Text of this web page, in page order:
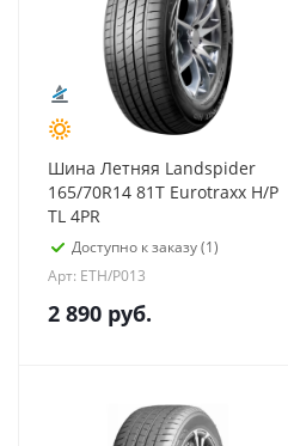
Шина Летняя Landspider
165/70R14 81T Eurotraxx H/P
TL 4PR
Доступно к заказу (1)
Арт: ETH/P013
2 890 руб.